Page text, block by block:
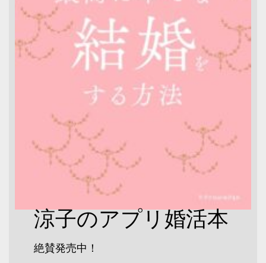
涼子のアプリ婚活本
絶賛発売中！